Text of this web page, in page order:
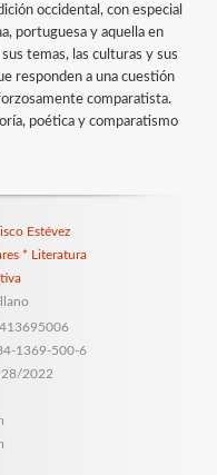
occidental, con especial
portuguesa y aquella en
temas, las culturas y sus
responden a una cuestión
comparatista.
poética y comparatismo
Estévez
* Literatura
1369-500-6
2022